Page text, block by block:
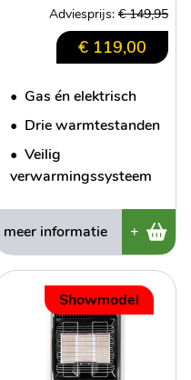
Adviesprijs: € 149,95
€ 119,00
• Gas én elektrisch
• Drie warmtestanden
• Veilig
verwarmingssysteem
meer informatie +
Showmodel